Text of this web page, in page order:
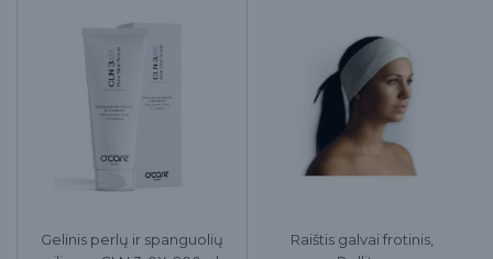
Gelinis perlų ir spanguolių
Raištis galvai frotinis,